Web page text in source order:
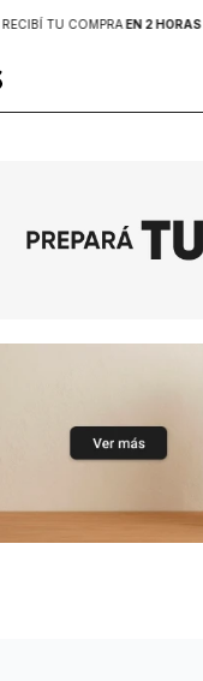
| RECIBÍ TU COMPRAEN 2 HORAS